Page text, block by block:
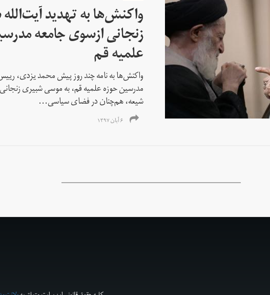
واکنش‌ها به تهدید
زنجانی ازسوی جامعه
علمیه قم
واکنش‌ها به نامه‌ چند روز پیش محمد یزدی،
مدرسین حوزه علمیه قم، به موسی شبیری
شیعه، هم‌چنان در فضای سیاسی...
۶ آبان ۱۳۹۷